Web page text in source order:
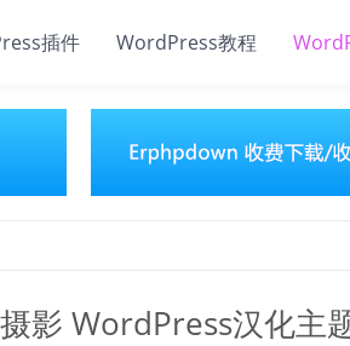
插件 WordPress教程
影 WordPress汉化主